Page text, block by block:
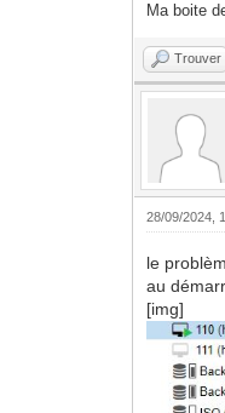
Ma boite
Trouver
28/09/2024,
le
au
[img]